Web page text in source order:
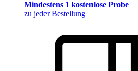
Mindestens 1 kostenlose Probe
zu jeder Bestellung